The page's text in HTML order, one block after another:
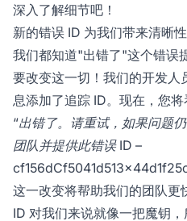
深入了解细节吧！
新的错误 ID 为我们带来清晰性
我们都知道"出错了"这个错误
要改变这一切！我们的开发人
息添加了追踪 ID。现在，您将
“出错了。请重试，如果问题
团队并提供此错误 ID –
这一改变将帮助我们的团队更
ID 对我们来说就像一把魔钥